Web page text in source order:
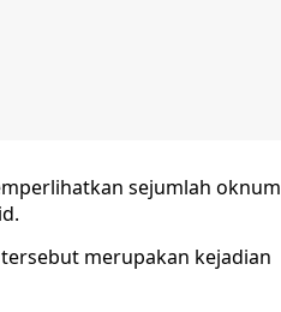
sejumlah oknum
merupakan kejadian